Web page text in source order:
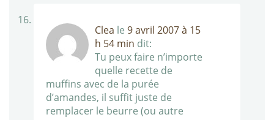
Clea le 9 avril 2007 à 15
h 54 min dit:
Tu peux faire n’importe
quelle recette de
muffins avec de la purée
d’amandes, il suffit juste de
remplacer le beurre (ou autre